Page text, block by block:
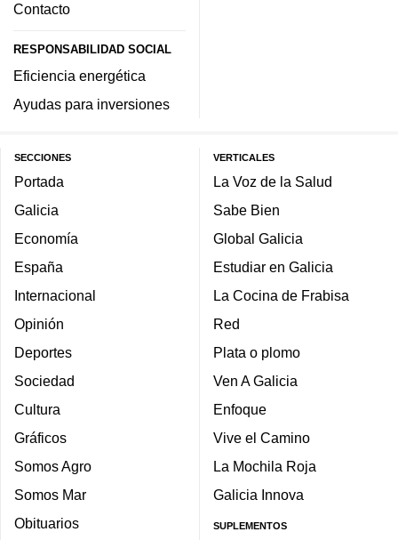
Contacto
RESPONSABILIDAD SOCIAL
Eficiencia energética
Ayudas para inversiones
SECCIONES
Portada
Galicia
Economía
España
Internacional
Opinión
Deportes
Sociedad
Cultura
Gráficos
Somos Agro
Somos Mar
Obituarios
VERTICALES
La Voz de la Salud
Sabe Bien
Global Galicia
Estudiar en Galicia
La Cocina de Frabisa
Red
Plata o plomo
Ven A Galicia
Enfoque
Vive el Camino
La Mochila Roja
Galicia Innova
SUPLEMENTOS